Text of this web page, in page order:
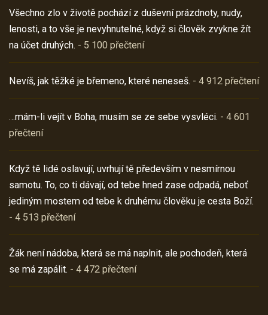
Všechno zlo v životě pochází z duševní prázdnoty, nudy,
lenosti, a to vše je nevyhnutelné, když si člověk zvykne žít
na účet druhých. - 5 100 přečtení
Nevíš, jak těžké je břemeno, které neneseš. - 4 912 přečtení
…mám-li vejít v Boha, musím se ze sebe vysvléci. - 4 601
přečtení
Když tě lidé oslavují, uvrhují tě především v nesmírnou
samotu. To, co ti dávají, od tebe hned zase odpadá, neboť
jediným mostem od tebe k druhému člověku je cesta Boží.
- 4 513 přečtení
Žák není nádoba, která se má naplnit, ale pochodeň, která
se má zapálit. - 4 472 přečtení